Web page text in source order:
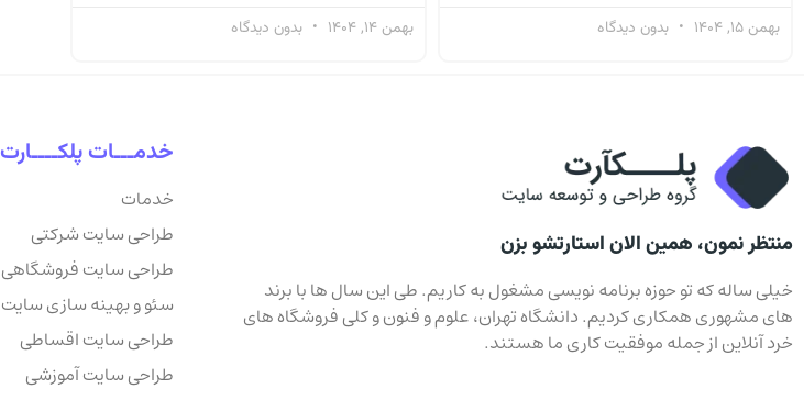
بهمن 15, 1404 بدون دیدگاه بهمن 14, 1404 بدون دیدگاه
منتظر نمون، همین الان استارتشو بزن
خیلی ساله که تو حوزه برنامه نویسی مشغول به کاریم. طی این سال ها با برند
های مشهوری همکاری کردیم. دانشگاه تهران، علوم و فنون و کلی فروشگاه های
خرد آنلاین از جمله موفقیت کاری ما هستند.
خدمـــات پلکــــارت
خدمات
طراحی سایت شرکتی
طراحی سایت فروشگاهی
سئو و بهینه سازی سایت
طراحی سایت اقساطی
طراحی سایت آموزشی